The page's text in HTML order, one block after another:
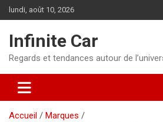
Aller
au
lundi, août 10, 2026
Infinite Car
Regards et tendances autour de
Accueil
Marques